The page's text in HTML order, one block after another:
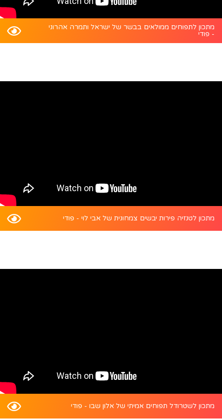
מתכון לתפוחים ממולאים בבשר של ישראל ותמרה אהרוני
- פודי
מתכון לטנזיה פירות יבשים צמחונית של אבי לוי - פודי
מתכון לשטרודל תפוחים אמיתי של אלון שבו - פודי